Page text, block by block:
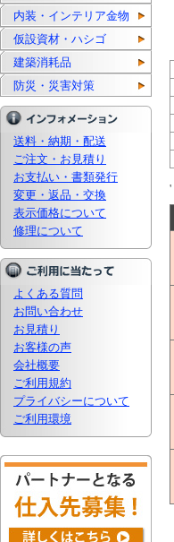
内装・インテリア金物
仮設資材・ハシゴ
建築消耗品
防災・災害対策
送料・納期・配送
ご注文・お見積り
お支払い・書類発行
変更・返品・交換
表示価格について
修理について
よくある質問
お問い合わせ
お見積り
お客様の声
会社概要
ご利用規約
プライバシーについて
ご利用環境
'